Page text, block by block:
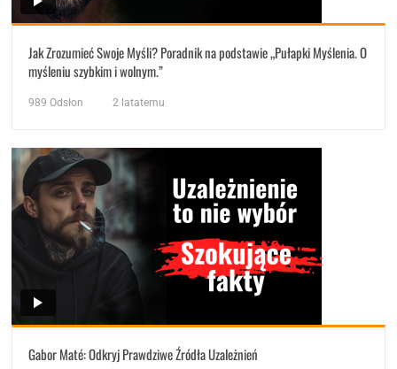
Jak Zrozumieć Swoje Myśli? Poradnik na podstawie „Pułapki Myślenia. O
myśleniu szybkim i wolnym.”
989 Odsłon 2 latatemu
Gabor Maté: Odkryj Prawdziwe Źródła Uzależnień